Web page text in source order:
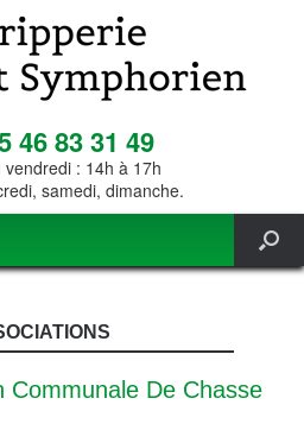
46 83 31 49
vendredi : 14h à 17h
samedi, dimanche.
Communale De Chasse